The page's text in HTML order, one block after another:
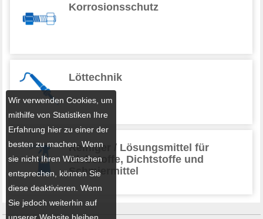
Korrosionsschutz
Löttechnik
Reiniger / Lösungsmittel für
Klebstoffe, Dichtstoffe und
Schmiermittel
Wir verwenden Cookies, um
mithilfe von Statistiken Ihre
Erfahrung hier zu einer der
besten zu machen. Wenn
sie nicht Ihren Wünschen
entsprechen, können Sie
diese deaktivieren. Wenn
Sie jedoch weiterhin auf
unserer Website bleiben,